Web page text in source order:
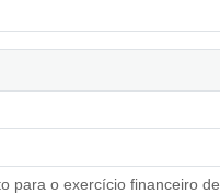
para o exercício financeiro de